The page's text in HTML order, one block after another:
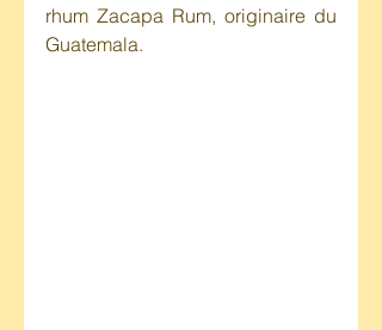
rhum Zacapa Rum, originaire du
Guatemala.